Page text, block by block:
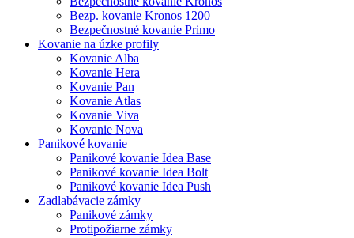
Bezp. kovanie Kronos 1200
Bezpečnostné kovanie Primo
Kovanie na úzke profily
Kovanie Alba
Kovanie Hera
Kovanie Pan
Kovanie Atlas
Kovanie Viva
Kovanie Nova
Panikové kovanie
Panikové kovanie Idea Base
Panikové kovanie Idea Bolt
Panikové kovanie Idea Push
Zadlabávacie zámky
Panikové zámky
Protipožiarne zámky